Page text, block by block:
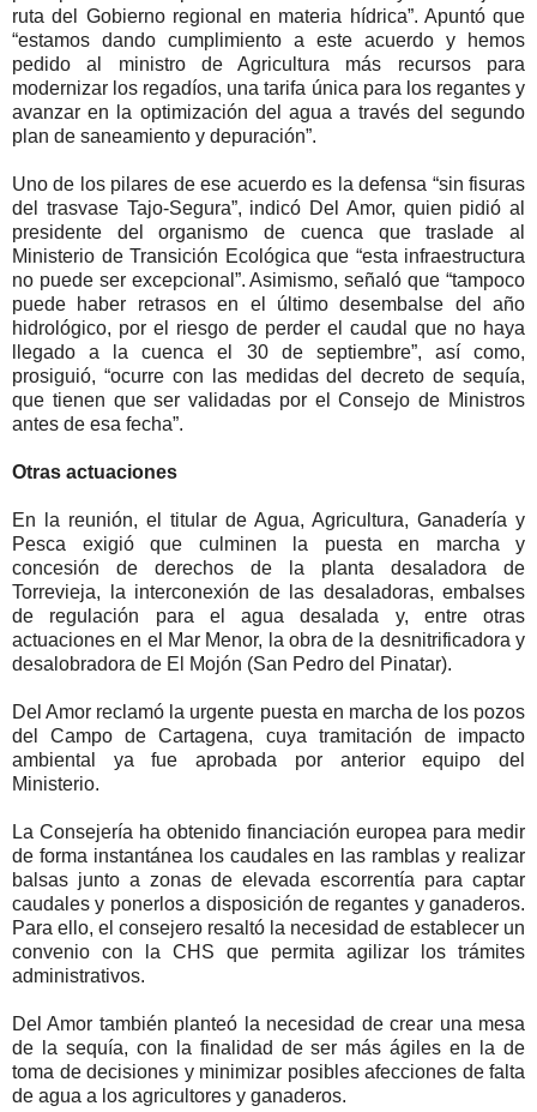
ruta del Gobierno regional en materia hídrica”. Apuntó que
“estamos dando cumplimiento a este acuerdo y hemos
pedido al ministro de Agricultura más recursos para
modernizar los regadíos, una tarifa única para los regantes y
avanzar en la optimización del agua a través del segundo
plan de saneamiento y depuración”.
Uno de los pilares de ese acuerdo es la defensa “sin fisuras
del trasvase Tajo-Segura”, indicó Del Amor, quien pidió al
presidente del organismo de cuenca que traslade al
Ministerio de Transición Ecológica que “esta infraestructura
no puede ser excepcional”. Asimismo, señaló que “tampoco
puede haber retrasos en el último desembalse del año
hidrológico, por el riesgo de perder el caudal que no haya
llegado a la cuenca el 30 de septiembre”, así como,
prosiguió, “ocurre con las medidas del decreto de sequía,
que tienen que ser validadas por el Consejo de Ministros
antes de esa fecha”.
Otras actuaciones
En la reunión, el titular de Agua, Agricultura, Ganadería y
Pesca exigió que culminen la puesta en marcha y
concesión de derechos de la planta desaladora de
Torrevieja, la interconexión de las desaladoras, embalses
de regulación para el agua desalada y, entre otras
actuaciones en el Mar Menor, la obra de la desnitrificadora y
desalobradora de El Mojón (San Pedro del Pinatar).
Del Amor reclamó la urgente puesta en marcha de los pozos
del Campo de Cartagena, cuya tramitación de impacto
ambiental ya fue aprobada por anterior equipo del
Ministerio.
La Consejería ha obtenido financiación europea para medir
de forma instantánea los caudales en las ramblas y realizar
balsas junto a zonas de elevada escorrentía para captar
caudales y ponerlos a disposición de regantes y ganaderos.
Para ello, el consejero resaltó la necesidad de establecer un
convenio con la CHS que permita agilizar los trámites
administrativos.
Del Amor también planteó la necesidad de crear una mesa
de la sequía, con la finalidad de ser más ágiles en la de
toma de decisiones y minimizar posibles afecciones de falta
de agua a los agricultores y ganaderos.